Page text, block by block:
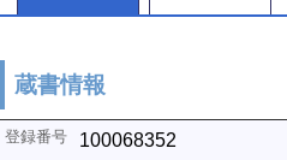
蔵書情報
100068352